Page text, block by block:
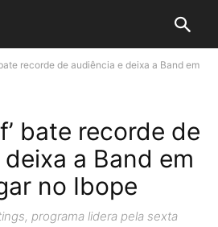
recorde de audiência e deixa a Band em
bate recorde de
a Band em
no Ibope
programa lidera pela sexta